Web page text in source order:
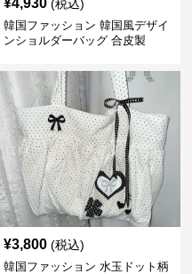
¥4,930 (税込)
韓国ファッション 韓国風デザイ
ンショルダーバッグ 合皮製
¥3,800 (税込)
韓国ファッション 水玉ドット柄